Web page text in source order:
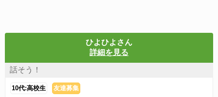
ひよひよさん
詳細を見る
話そう！
10代:高校生 友達募集